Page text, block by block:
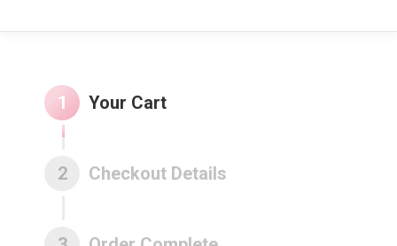
Your Cart
1
Checkout Details
2